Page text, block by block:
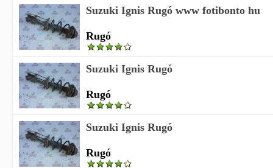
Suzuki Ignis Rugó www fotibonto hu
Rugó
Suzuki Ignis Rugó
Rugó
Suzuki Ignis Rugó
Rugó